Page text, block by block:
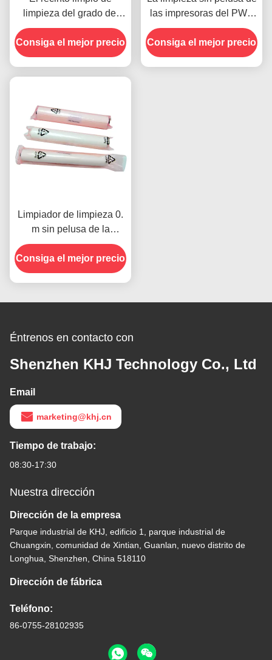
limpieza del grado del
limpiador A de la plantilla
de la mezcla 68g SMT
del poliéster limpia
Consiga el mejor precio
las impresoras del PWB
limpia la absorción de
apogeo de la plantilla de
SMT
Consiga el mejor precio
Limpiador de limpieza 0.
m sin pelusa de la
plantilla de Panasonic
KEM Screen Printer SMT
Consiga el mejor precio
Éntrenos en contacto con
Shenzhen KHJ Technology Co., Ltd
Email
marketing@khj.cn
Tiempo de trabajo:
08:30-17:30
Nuestra dirección
Dirección de la empresa
Parque industrial de KHJ, edificio 1, parque industrial de
Chuangxin, comunidad de Xintian, Guanlan, nuevo distrito de
Longhua, Shenzhen, China 518110
Dirección de fábrica
Teléfono:
86-0755-28102935